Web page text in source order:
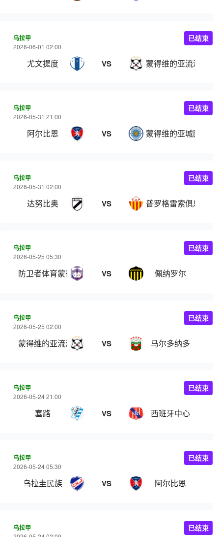
乌拉甲
2026-06-01 02:00
尤文提度 VS 蒙得维的亚流浪者
已结束
乌拉甲
2026-05-31 21:00
阿尔比恩 VS 蒙得维的亚城图尔克
已结束
乌拉甲
2026-05-31 02:00
达努比奥 VS 普罗格雷索俱乐部
已结束
乌拉甲
2026-05-25 05:30
防卫者体育蒙得维的亚 VS 佩纳罗尔
已结束
乌拉甲
2026-05-25 02:00
蒙得维的亚流浪者 VS 马尔多纳多
已结束
乌拉甲
2026-05-24 21:00
塞路 VS 西班牙中心
已结束
乌拉甲
2026-05-24 05:30
乌拉圭民族 VS 阿尔比恩
已结束
乌拉甲 已结束